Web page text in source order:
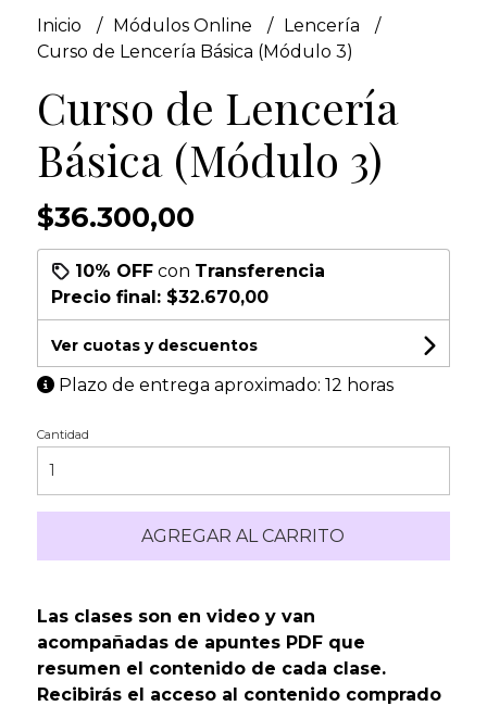
Inicio Módulos Online
Lencería
Curso de Lencería Básica (Módulo 3)
Curso de Lencería
Básica (Módulo 3)
$36.300,00
10% OFFcon Transferencia
Precio final: $32.670,00
Ver cuotas y descuentos
Plazo de entrega aproximado: 12 horas
Cantidad
AGREGAR AL CARRITO
Las clases son en video y van
acompañadas de apuntes PDF que
resumen el contenido de cada clase.
Recibirás el acceso al contenido comprado